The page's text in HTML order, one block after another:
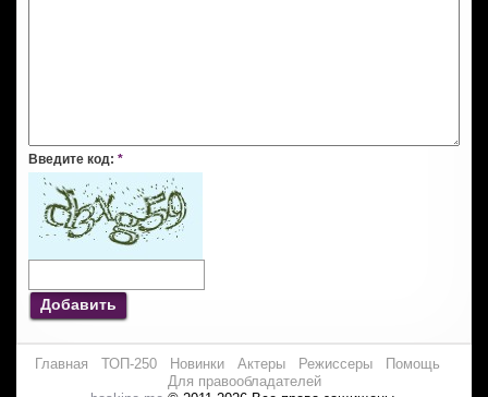
Введите код: *
Добавить
Главная ТОП-250 Новинки Актеры Режиссеры
Помощь
Для правообладателей